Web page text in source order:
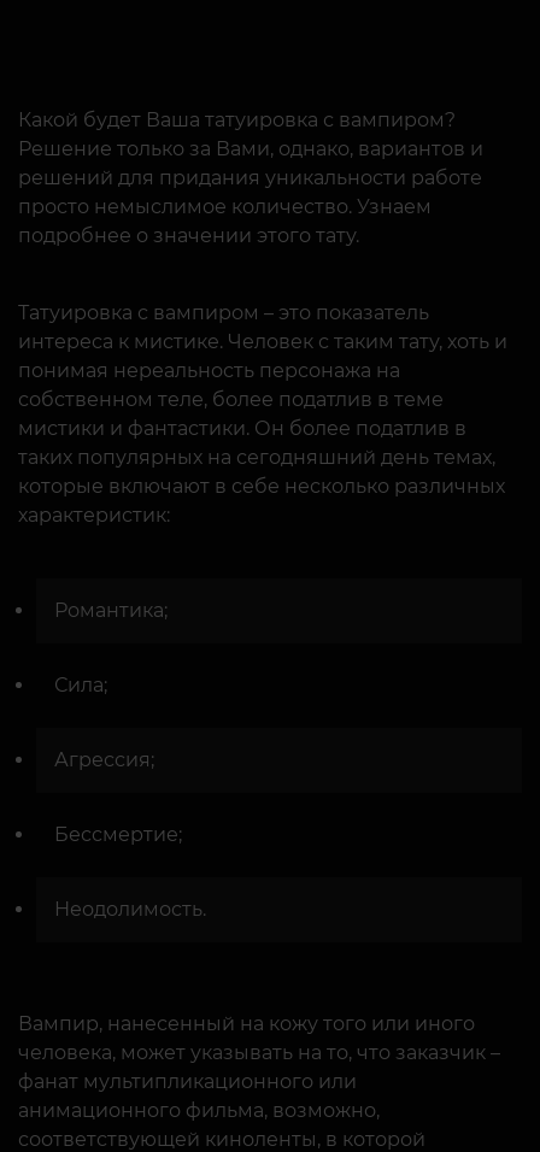
Какой будет Ваша татуировка с вампиром?
Решение только за Вами, однако, вариантов и
решений для придания уникальности работе
просто немыслимое количество. Узнаем
подробнее о значении этого тату.
Татуировка с вампиром – это показатель
интереса к мистике. Человек с таким тату, хоть и
понимая нереальность персонажа на
собственном теле, более податлив в теме
мистики и фантастики. Он более податлив в
таких популярных на сегодняшний день темах,
которые включают в себе несколько различных
характеристик:
Романтика;
Сила;
Агрессия;
Бессмертие;
Неодолимость.
Вампир, нанесенный на кожу того или иного
человека, может указывать на то, что заказчик –
фанат мультипликационного или
анимационного фильма, возможно,
соответствующей киноленты, в которой